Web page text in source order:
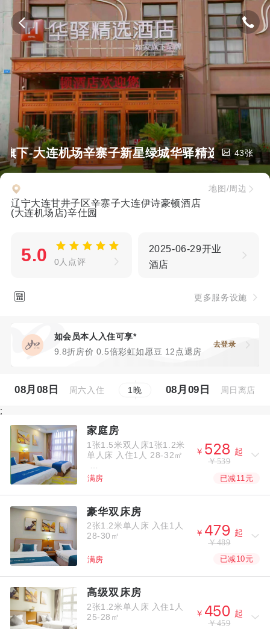
家旗下-大连机场辛寨子新星绿城华驿精选酒店
43张
辽宁大连甘井子区辛寨子大连伊诗豪顿酒店
(大连机场店)辛仕园
地图/周边
5.0 0人点评
2025-06-29开业
酒店
 更多服务设施
如会员本人入住可享*
9.8折房价 0.5倍彩虹如愿豆 12点退房
去登录
08月08日 周六入住 1晚 08月09日 周日离店
;
家庭房
1张1.5米双人床1张1.2米
单人床 入住1人 28-32㎡ ￥ 
起
￥539
满房 已减11元
豪华双床房
2张1.2米单人床 入住1人
28-30㎡
￥  
起
￥489
满房 已减10元
高级双床房
2张1.2米单人床 入住1人
25-28㎡
￥ 
起
￥459